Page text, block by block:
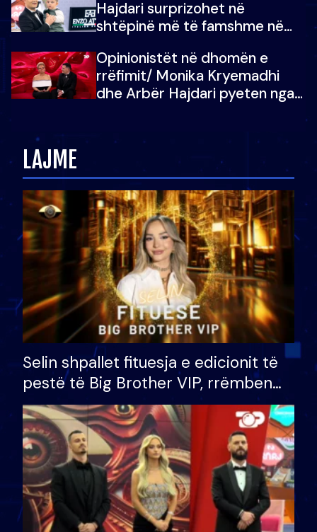
Hajdari surprizohet në
shtëpinë më të famshme në
vajzën e tij
Opinionistët në dhomën e
rrëfimit/ Monika Kryemadhi
dhe Arbër Hajdari pyeten nga
LAJME
Selin shpallet fituesja e edicionit të
pestë të Big Brother VIP, rrëmben
çmimin e madh prej 100 mijë eurosh